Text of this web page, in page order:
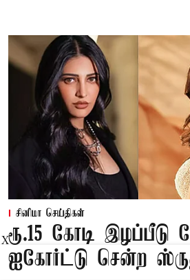
சினிமா செய்திகள்
ரூ.15 கோடி இழப்பீடு
ஐகோர்ட்டு சென்ற
X